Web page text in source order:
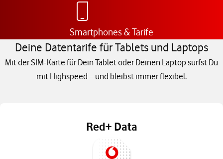
Smartphones & Tarife
Deine Datentarife für Tablets und Laptops
Mit der SIM-Karte für Dein Tablet oder Deinen Laptop surfst Du
mit Highspeed – und bleibst immer flexibel.
Red+ Data